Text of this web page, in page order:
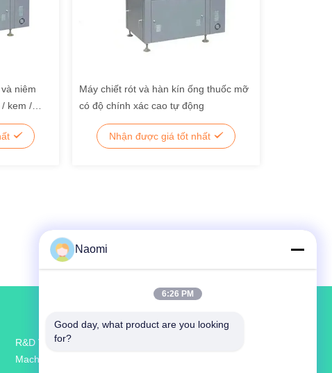
niêm
kem /
Máy chiết rót và hàn kín ống thuốc mỡ
có độ chính xác cao tự động
Nhận được giá tốt nhất
R&D Và Sản Xuất Lớn Nhất Sauce Filling
Machine Nhà Cung Cấp Ở Trung Quốc
Naomi
6:26 PM
Good day, what product are you looking
for?